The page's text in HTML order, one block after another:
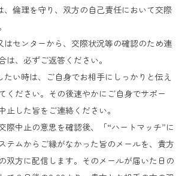
倫理を守り、双方の自己責任において交際
センターから、交際状況等の確認のため連
は、必ずご返答ください。
い時は、ご自身でお相手にしっかりと伝え
ください。その後速やかにご自身でサポー
止した旨をご連絡ください。
際中止の意思を確認後、「“ハートマッチ”に
テムからご縁がなかった旨のメールを、貴方
双方に配信します。そのメールが届いた日の